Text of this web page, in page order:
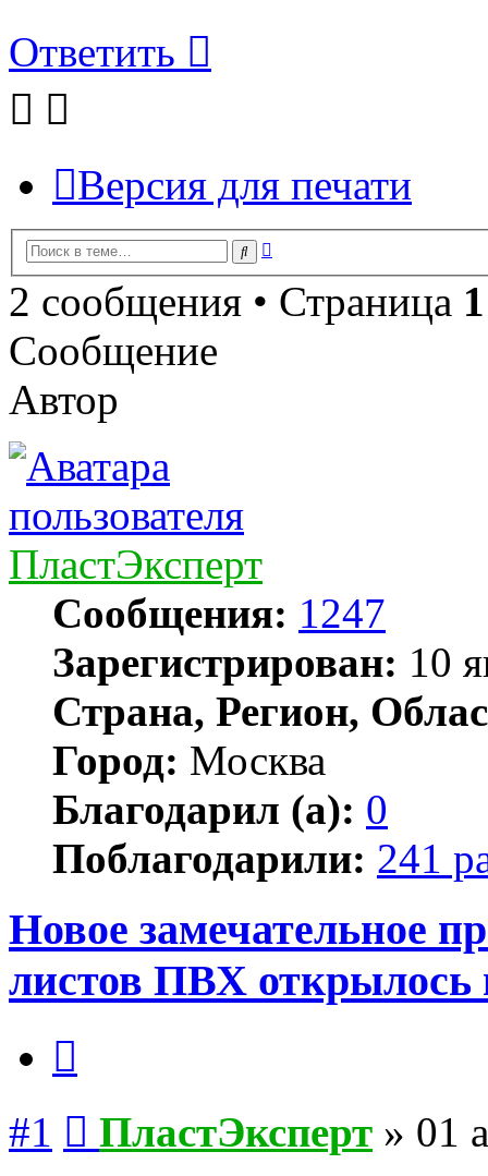
Ответить
Версия для печати
Поиск
2 сообщения • Страница 1
Сообщение
Автор
ПластЭксперт
Сообщения: 1247
Зарегистрирован: 10
Страна, Регион,
Город: Москва
Благодарил (а): 0
Поблагодарили: 241
Новое замечательное
листов ПВХ открылось
#1 ПластЭксперт » 01